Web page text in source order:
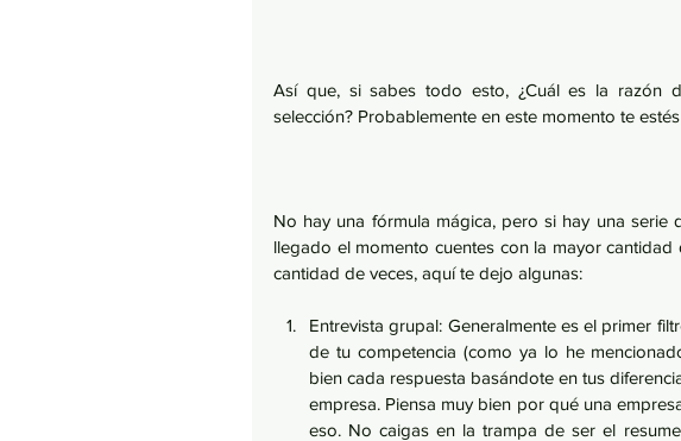
Así que, si sabes todo esto, ¿Cuál es la razón
selección? Probablemente en este momento te
No hay una fórmula mágica, pero si hay una
llegado el momento cuentes con la mayor
cantidad de veces, aquí te dejo algunas:
Entrevista grupal: Generalmente es el primer
de tu competencia (como ya lo he
bien cada respuesta basándote en tus
empresa. Piensa muy bien por qué una
eso. No caigas en la trampa de ser el